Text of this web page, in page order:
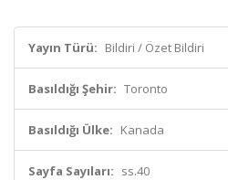
Yayın Türü: Bildiri / Özet Bildiri
Basıldığı Şehir: Toronto
Basıldığı Ülke: Kanada
Sayfa Sayıları: ss.40